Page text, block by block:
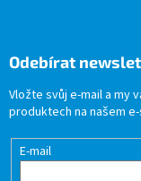
Odebírat
Vložte svůj e-mail a my
produktech na našem
E-mail